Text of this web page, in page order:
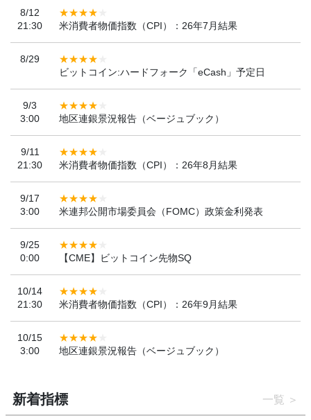
8/12
21:30
米消費者物価指数（CPI）：26年7月結果
8/29
ビットコイン:ハードフォーク「eCash」予定日
9/3
3:00
地区連銀景況報告（ベージュブック）
9/11
21:30
米消費者物価指数（CPI）：26年8月結果
9/17
3:00
米連邦公開市場委員会（FOMC）政策金利発表
9/25
0:00
【CME】ビットコイン先物SQ
10/14
21:30
米消費者物価指数（CPI）：26年9月結果
10/15
3:00
地区連銀景況報告（ベージュブック）
新着指標 一覧